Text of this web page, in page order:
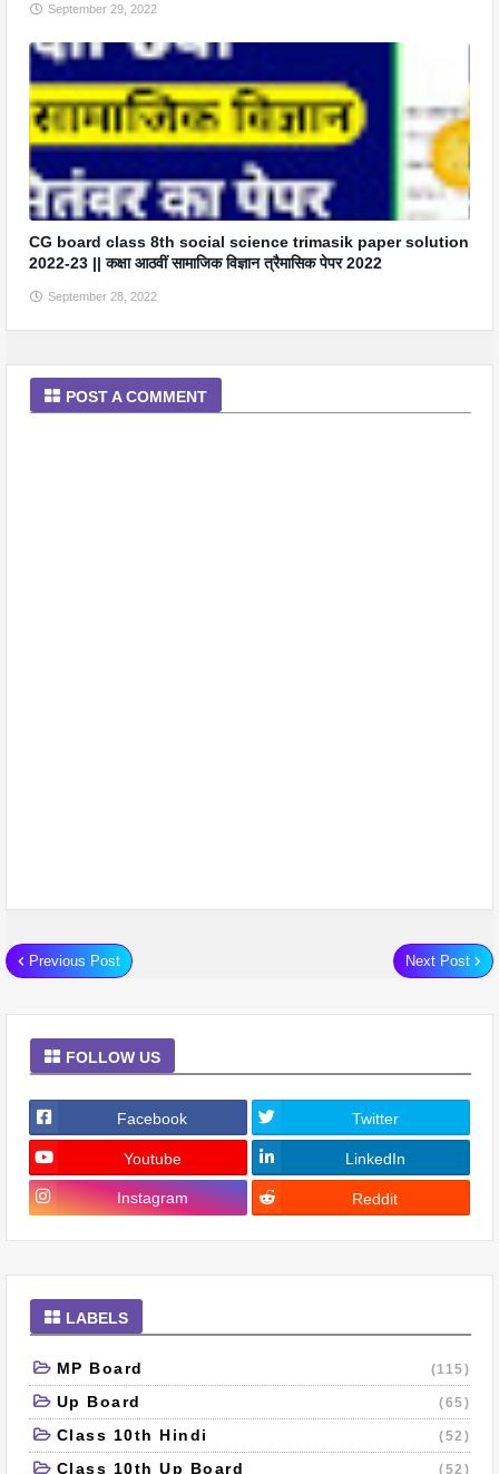
September 29, 2022
CG board class 8th social science trimasik paper solution
2022-23 || कक्षा आठवीं सामाजिक विज्ञान त्रैमासिक पेपर 2022
September 28, 2022
POST A COMMENT
Previous Post Next Post
FOLLOW US
Facebook Twitter
Youtube LinkedIn
Instagram Reddit
LABELS
MP Board (115)
Up Board (65)
Class 10th Hindi (52)
Class 10th Up Board (52)